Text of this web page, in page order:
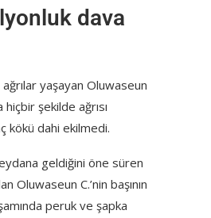
dava
yaşayan Oluwaseun
şekilde ağrısı
kökü dahi ekilmedi.
geldiğini öne süren
Oluwaseun C.’nin başının
peruk ve şapka